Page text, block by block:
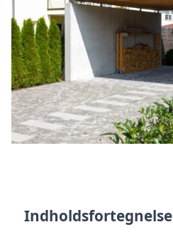
Indholdsfortegnelse